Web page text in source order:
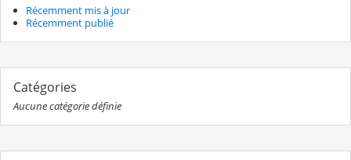
Récemment mis à jour
Récemment publié
Catégories
Aucune catégorie définie